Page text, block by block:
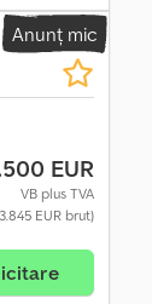
Putere: 90
hand
2 Cutie de
bună de
-
Anunț mic
EUR
VB plus TVA
EUR brut)